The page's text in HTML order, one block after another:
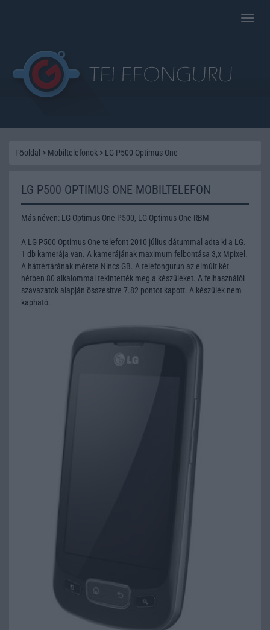
Toggle
Főoldal > Mobiltelefonok > LG P500 Optimus One
LG P500 OPTIMUS ONE MOBILTELEFON
Más néven: LG Optimus One P500, LG Optimus One RBM
A LG P500 Optimus One telefont 2010 július dátummal adta ki a LG.
1 db kamerája van. A kamerájának maximum felbontása 3,x Mpixel.
A háttértárának mérete Nincs GB. A telefongurun az elmúlt két
hétben 80 alkalommal tekintették meg a készüléket. A felhasználói
szavazatok alapján összesítve 7.82 pontot kapott. A készülék nem
kapható.